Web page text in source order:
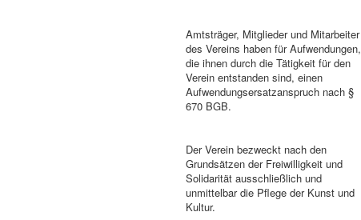
Amtsträger, Mitglieder und Mitarbeiter
des Vereins haben für Aufwendungen,
die ihnen durch die Tätigkeit für den
Verein entstanden sind, einen
Aufwendungsersatzanspruch nach §
670 BGB.
Der Verein bezweckt nach den
Grundsätzen der Freiwilligkeit und
Solidarität ausschließlich und
unmittelbar die Pflege der Kunst und
Kultur.